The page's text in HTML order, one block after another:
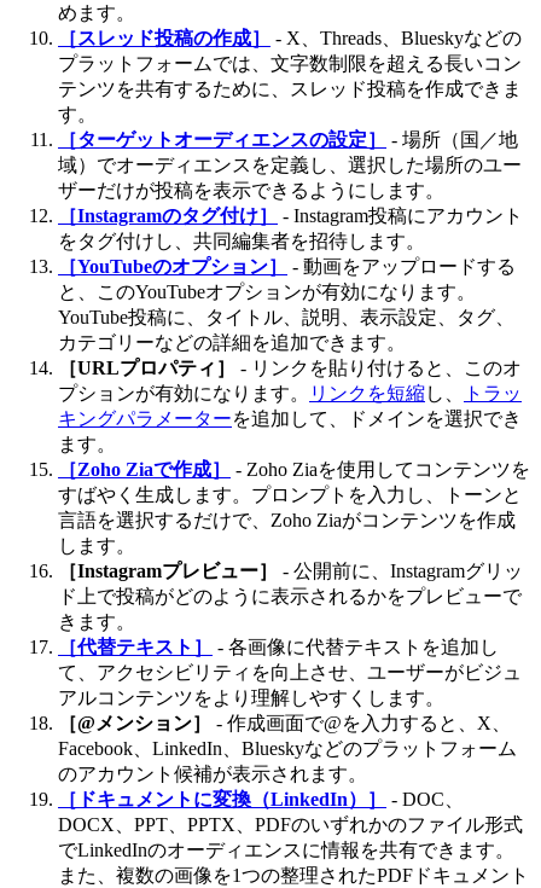
めます。
［スレッド投稿の作成］
- X、Threads、Blueskyなどの
プラットフォームでは、文字数制限を超える長いコン
テンツを共有するために、スレッド投稿を作成できま
す。
［ターゲットオーディエンスの設定］
- 場所（国／地
域）でオーディエンスを定義し、選択した場所のユー
ザーだけが投稿を表示できるようにします。
［Instagramのタグ付け］
- Instagram投稿にアカウント
をタグ付けし、共同編集者を招待します。
［YouTubeのオプション］
- 動画をアップロードする
と、このYouTubeオプションが有効になります。
YouTube投稿に、タイトル、説明、表示設定、タグ、
カテゴリーなどの詳細を追加できます。
［URLプロパティ］
- リンクを貼り付けると、このオ
プションが有効になります。
リンクを短縮し、
トラッ
キングパラメーターを追加して、ドメインを選択でき
ます。
［Zoho Ziaで作成］
- Zoho Ziaを使用してコンテンツを
すばやく生成します。プロンプトを入力し、トーンと
言語を選択するだけで、Zoho Ziaがコンテンツを作成
します。
［Instagramプレビュー］
- 公開前に、Instagramグリッ
ド上で投稿がどのように表示されるかをプレビューで
きます。
［代替テキスト］
- 各画像に代替テキストを追加し
て、アクセシビリティを向上させ、ユーザーがビジュ
アルコンテンツをより理解しやすくします。
［@メンション］
- 作成画面で@を入力すると、X、
Facebook、LinkedIn、Blueskyなどのプラットフォーム
のアカウント候補が表示されます。
［ドキュメントに変換（LinkedIn）］
- DOC、
DOCX、PPT、PPTX、PDFのいずれかのファイル形式
でLinkedInのオーディエンスに情報を共有できます。
また、複数の画像を1つの整理されたPDFドキュメント